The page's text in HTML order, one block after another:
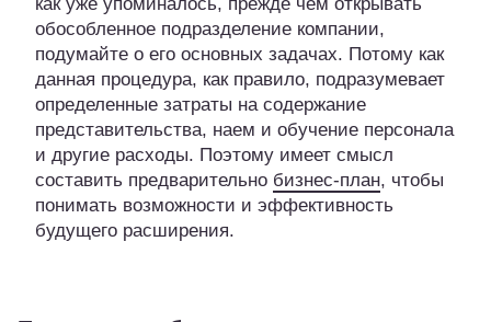
обособленное подразделение компании,
подумайте о его основных задачах. Потому как
данная процедура, как правило, подразумевает
определенные затраты на содержание
представительства, наем и обучение персонала
и другие расходы. Поэтому имеет смысл
составить предварительно бизнес-план, чтобы
понимать возможности и эффективность
будущего расширения.